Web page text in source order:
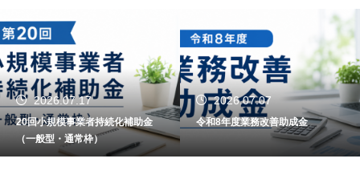
2026.07.17
20回小規模事業者持続化補助金
（一般型・通常枠）
2026.07.07
令和8年度業務改善助成金